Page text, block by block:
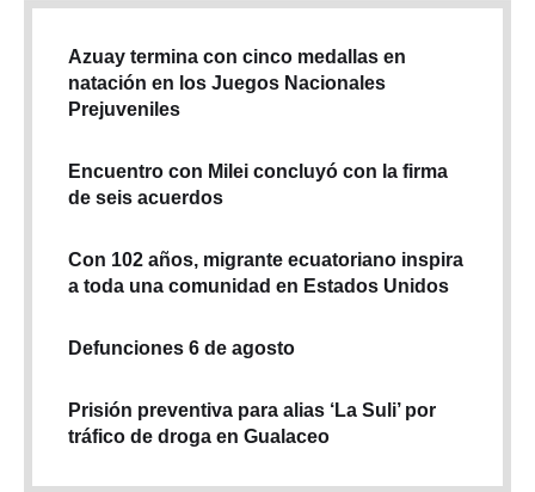
Azuay termina con cinco medallas en
natación en los Juegos Nacionales
Prejuveniles
Encuentro con Milei concluyó con la firma
de seis acuerdos
Con 102 años, migrante ecuatoriano inspira
a toda una comunidad en Estados Unidos
Defunciones 6 de agosto
Prisión preventiva para alias ‘La Suli’ por
tráfico de droga en Gualaceo